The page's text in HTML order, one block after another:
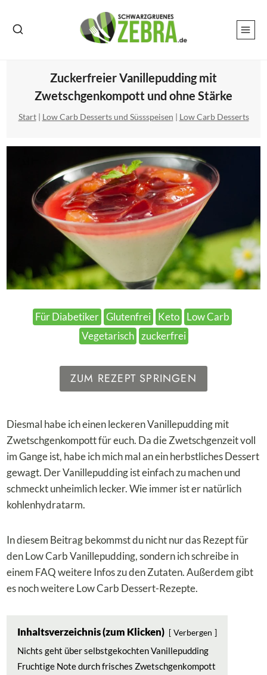
Inhalt
Zuckerfreier Vanillepudding mit
Zwetschgenkompott und ohne Stärke
Start| Low Carb Desserts und Süssspeisen | Low Carb Desserts
Für Diabetiker Glutenfrei Keto
Low Carb
Vegetarisch zuckerfrei
ZUM REZEPT SPRINGEN
Diesmal habe ich einen leckeren Vanillepudding mit
Zwetschgenkompott für euch. Da die Zwetschgenzeit voll
im Gange ist, habe ich mich mal an ein herbstliches Dessert
gewagt. Der Vanillepudding ist einfach zu machen und
schmeckt unheimlich lecker. Wie immer ist er natürlich
kohlenhydratarm.
In diesem Beitrag bekommst du nicht nur das Rezept für
den Low Carb Vanillepudding, sondern ich schreibe in
einem FAQ weitere Infos zu den Zutaten. Außerdem gibt
es noch weitere Low Carb Dessert-Rezepte.
Inhaltsverzeichnis (zum Klicken) Verbergen
Nichts geht über selbstgekochten Vanillepudding
Fruchtige Note durch frisches Zwetschgenkompott